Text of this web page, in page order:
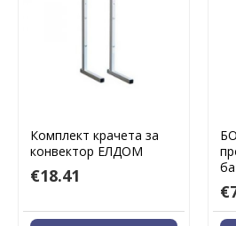
Комплект крачета за
конвектор ЕЛДОМ
€18.41